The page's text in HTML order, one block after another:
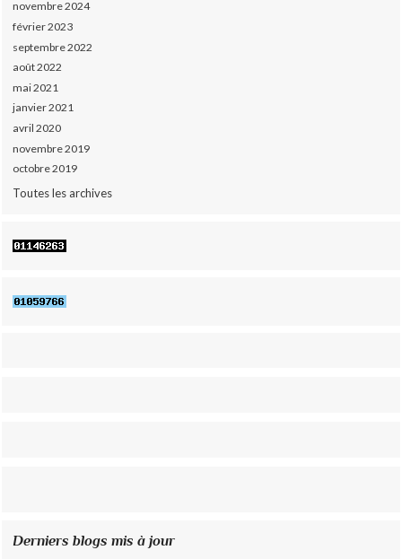
novembre 2024
février 2023
septembre 2022
août 2022
mai 2021
janvier 2021
avril 2020
novembre 2019
octobre 2019
Toutes les archives
Derniers blogs mis à jour